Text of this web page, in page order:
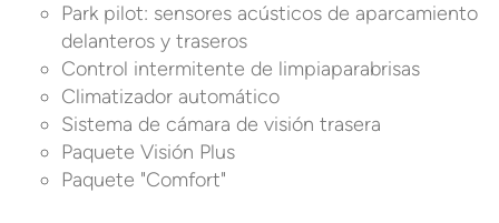
Park pilot: sensores acústicos de aparcamiento
delanteros y traseros
Control intermitente de limpiaparabrisas
Climatizador automático
Sistema de cámara de visión trasera
Paquete Visión Plus
Paquete "Comfort"